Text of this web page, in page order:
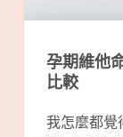
孕期維他
比較
我怎麼都